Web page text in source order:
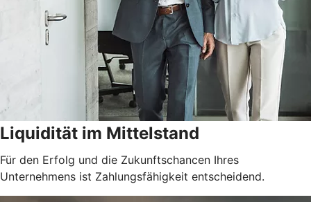
Liquidität im Mittelstand
Für den Erfolg und die Zukunftschancen Ihres
Unternehmens ist Zahlungsfähigkeit entscheidend.